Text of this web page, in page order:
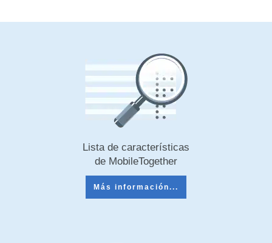
Lista de características
de MobileTogether
Más información...